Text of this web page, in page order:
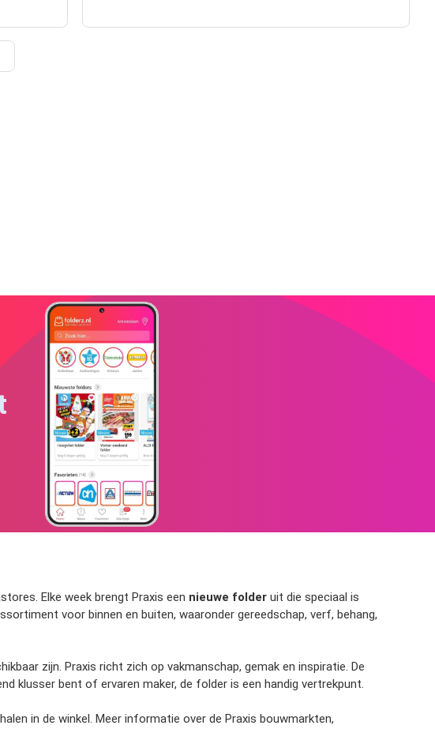
Elke week brengt Praxis een nieuwe folder uit die speciaal is
voor binnen en buiten, waaronder gereedschap, verf, behang,
zijn. Praxis richt zich op vakmanschap, gemak en inspiratie. De
klusser bent of ervaren maker, de folder is een handig vertrekpunt.
in de winkel. Meer informatie over de Praxis bouwmarkten,